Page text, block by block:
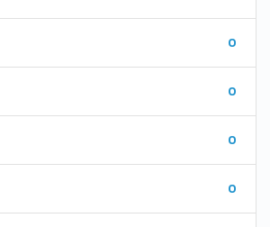
0
0
0
0